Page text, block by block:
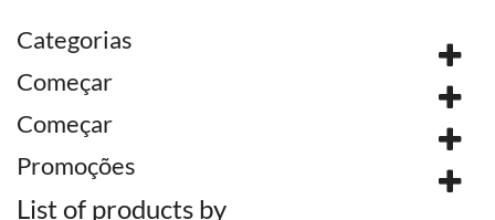
Categorias
Começar
Começar
Promoções
List of products by